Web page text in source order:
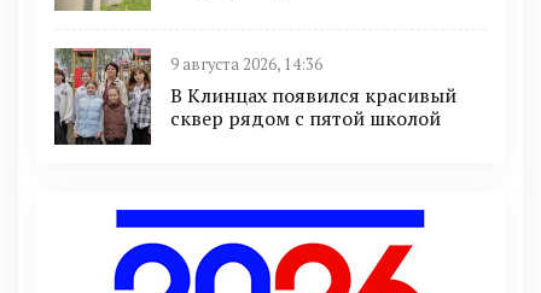
9 августа 2026, 14:36
В Клинцах появился красивый
сквер рядом с пятой школой